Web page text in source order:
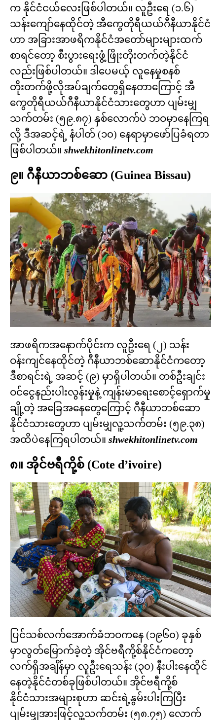
က နိုင်ငံငယ်လေးဖြစ်ပါတယ်။ လူဦးရေ (၁.၆)
သန်းကျော်နေထိုင်တဲ့ အီကွေတိုရီယယ်ဂီနီယာနိုင်ငံ
ဟာ အခြားအာဖရိကနိုင်ငံအတော်များများထက်
စာရင်တော့ စီးပွားရေးဖွံ့ဖြိုးတိုးတက်တဲ့နိုင်ငံ
လည်းဖြစ်ပါတယ်။ ဒါပေမယ့် လူနေမှုစနစ်
တိုးတက်ဖို့လိုအပ်ချက်တွေရှိနေတာကြောင့် အီ
ကွေတိုရီယယ်ဂီနီယာနိုင်ငံသားတွေဟာ ပျမ်းမျှ
သက်တမ်း (၅၉.၈၇) နှစ်လောက်ပဲ ဘဝမှာနေကြရ
လို့ ဒီအဆင့်ရဲ့ နံပါတ် (၁၀) နေရာမှာဖော်ပြခံရတာ
ဖြစ်ပါတယ်။ shwekhitonlinetv.com
၉။ ဂီနီယာဘစ်ဆော (Guinea Bissau)
အာဖရိကအနောက်ပိုင်းက လူဦးရေ (၂) သန်း
ဝန်းကျင်နေထိုင်တဲ့ ဂီနီယာဘစ်ဆောနိုင်ငံကတော့
ဒီစာရင်းရဲ့ အဆင့် (၉) မှာရှိပါတယ်။ တစ်ဦးချင်း
ဝင်ငွေနည်းပါးလွန်းမှုနဲ့ ကျန်းမာရေးစောင့်ရှောက်မှု
ချို့တဲ့ အခြေအနေတွေကြောင့် ဂီနီယာဘစ်ဆော
နိုင်ငံသားတွေဟာ ပျမ်းမျှလူ့သက်တမ်း (၅၉.၃၈)
အထိပဲနေကြရပါတယ်။ shwekhitonlinetv.com
၈။ အိုင်ဗရီကို့စ် (Cote d’ivoire)
ပြင်သစ်လက်အောက်ခံဘဝကနေ (၁၉၆၀) ခုနှစ်
မှာလွတ်မြောက်ခဲ့တဲ့ အိုင်ဗရီကို့စ်နိုင်ငံကတော့
လက်ရှိအချိန်မှာ လူဦးရေသန်း (၃၀) နီးပါးနေထိုင်
နေတဲ့နိုင်ငံတစ်ခုဖြစ်ပါတယ်။ အိုင်ဗရီကို့စ်
နိုင်ငံသားအများစုဟာ ဆင်းရဲ့နွမ်းပါးကြပြီး
ပျမ်းမျှအားဖြင့်လူ့သက်တမ်း (၅၈.၇၅) လောက်